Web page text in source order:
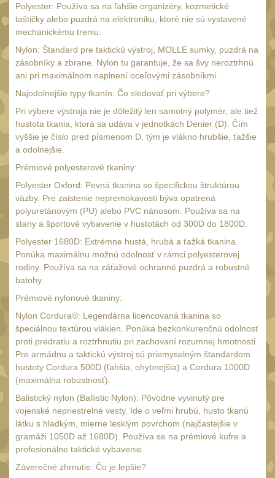
Speciální svítilny 12
Lovecké svítilny
Policejní svítilny 4
Vyhledávací svítilny
Čelové svetlá -
čelovky 4
Svítilny pro
baterie
Svítilny pro 18650
baterie5
Svítilny pro
CR123A/16340 Li-Ion
baterie
Kapesní svítilny
Svietidlá s magnetom
Potápačské svietidlá2
Laserové značkovače
Nabíjačky 17
Adaptér pro nabíječku
Akumulátory a baterie7
186501
14500 / AA / AAA
Polyester: Používa sa na ľahšie organizéry, kozmetické
taštičky alebo puzdrá na elektroniku, ktoré nie sú vystavené
mechanickému treniu.
Nylon: Štandard pre taktickú výstroj, MOLLE sumky, puzdrá na
zásobníky a zbrane. Nylon tu garantuje, že sa švy neroztrhnú
ani pri maximálnom naplnení oceľovými zásobníkmi.
Najodolnejšie typy tkanín: Čo sledovať pri výbere?
Pri výbere výstroja nie je dôležitý len samotný polymér, ale tiež
hustota tkania, ktorá sa udáva v jednotkách Denier (D). Čím
vyššie je číslo pred písmenom D, tým je vlákno hrubšie, ťažšie
a odolnejšie.
Prémiové polyesterové tkaniny:
Polyester Oxford: Pevná tkanina so špecifickou štruktúrou
väzby. Pre zaistenie nepremokavosti býva opatrená
polyuretánovým (PU) alebo PVC nánosom. Používa sa na
stany a športové vybavenie v hustotách od 300D do 1800D.
Polyester 1680D: Extrémne hustá, hrubá a ťažká tkanina.
Ponúka maximálnu možnú odolnosť v rámci polyesterovej
rodiny. Používa sa na záťažové ochranné puzdrá a robustné
batohy.
Prémiové nylonové tkaniny:
Nylon Cordura®: Legendárna licencovaná tkanina so
špeciálnou textúrou vlákien. Ponúka bezkonkurenčnú odolnosť
proti predratiu a roztrhnutiu pri zachovaní rozumnej hmotnosti.
Pre armádnu a taktickú výstroj sú priemyselným štandardom
hustoty Cordura 500D (ľahšia, ohybnejšia) a Cordura 1000D
(maximálna robustnosť).
Balistický nylon (Ballistic Nylon): Pôvodne vyvinutý pre
vojenské nepriestrelné vesty. Ide o veľmi hrubú, husto tkanú
látku s hladkým, mierne lesklým povrchom (najčastejšie v
gramáži 1050D až 1680D). Používa se na prémiové kufre a
profesionálne taktické vybavenie.
Záverečné zhrnutie: Čo je lepšie?